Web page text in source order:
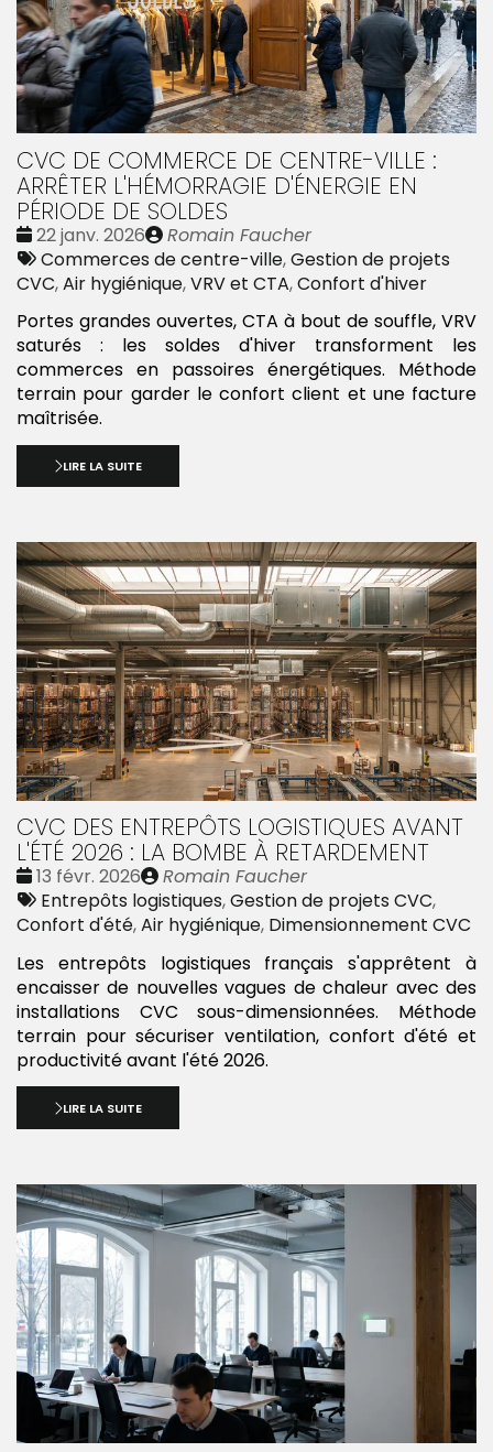
CVC DE COMMERCE DE CENTRE-VILLE :
ARRÊTER L'HÉMORRAGIE D'ÉNERGIE EN
PÉRIODE DE SOLDES
Date
:
22 janv. 2026
Publié
par
Romain Faucher
Tags
:
Commerces de centre-ville,Gestion de projets
CVC,Air hygiénique,VRV et CTA,Confort d'hiver
Portes grandes ouvertes, CTA à bout de souffle, VRV
saturés : les soldes d'hiver transforment les
commerces en passoires énergétiques. Méthode
terrain pour garder le confort client et une facture
maîtrisée.
LIRE LA SUITE
CVC DES ENTREPÔTS LOGISTIQUES AVANT
L'ÉTÉ 2026 : LA BOMBE À RETARDEMENT
Date
:
13 févr. 2026
Publié
par
Romain Faucher
Tags
:
Entrepôts logistiques,Gestion de projets CVC,
Confort d'été,Air hygiénique, Dimensionnement CVC
Les entrepôts logistiques français s'apprêtent à
encaisser de nouvelles vagues de chaleur avec des
installations CVC sous-dimensionnées. Méthode
terrain pour sécuriser ventilation, confort d'été et
productivité avant l'été 2026.
LIRE LA SUITE